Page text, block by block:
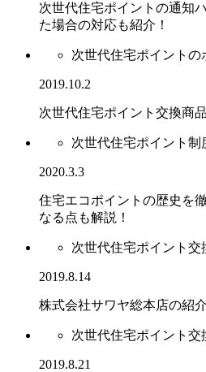
次世代住宅ポイントの通知
た場合の対応も紹介！
次世代住宅ポイント
2019.10.2
次世代住宅ポイント交換商
次世代住宅ポイント制
2020.3.3
住宅エコポイントの歴史を
なる点も解説！
次世代住宅ポイント交
2019.8.14
株式会社サワヤ総本店の紹
次世代住宅ポイント交
2019.8.21